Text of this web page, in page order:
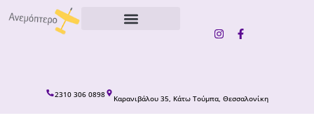
2310 306 0898 Καρανιβάλου 35, Κάτω Τούμπα, Θεσσαλονίκη